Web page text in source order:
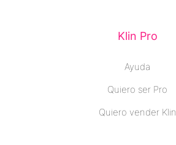
Klin Pro
Ayuda
Quiero ser Pro
Quiero vender Klin